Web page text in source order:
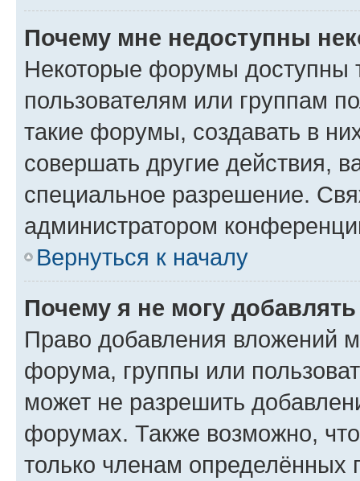
Почему мне недоступны
Некоторые форумы доступны
пользователям или группам
такие форумы, создавать в
совершать другие действия,
специальное разрешение.
администратором
Вернуться к началу
Почему я не могу
Право добавления вложений
форума, группы или
может не разрешить
форумах. Также возможно,
только членам определённых